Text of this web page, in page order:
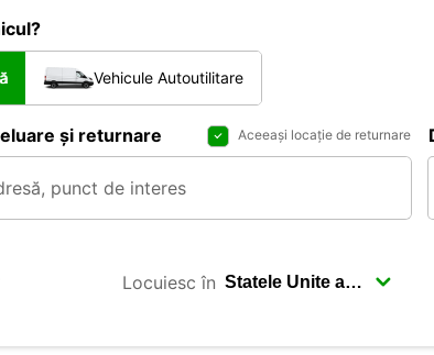
Vehicule Autoutilitare
și returnare Aceeași locație de returnare
Locuiesc în